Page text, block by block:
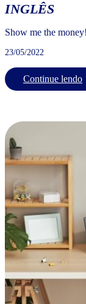
INGLÊS
Show me the
23/05/2022
Continue lendo